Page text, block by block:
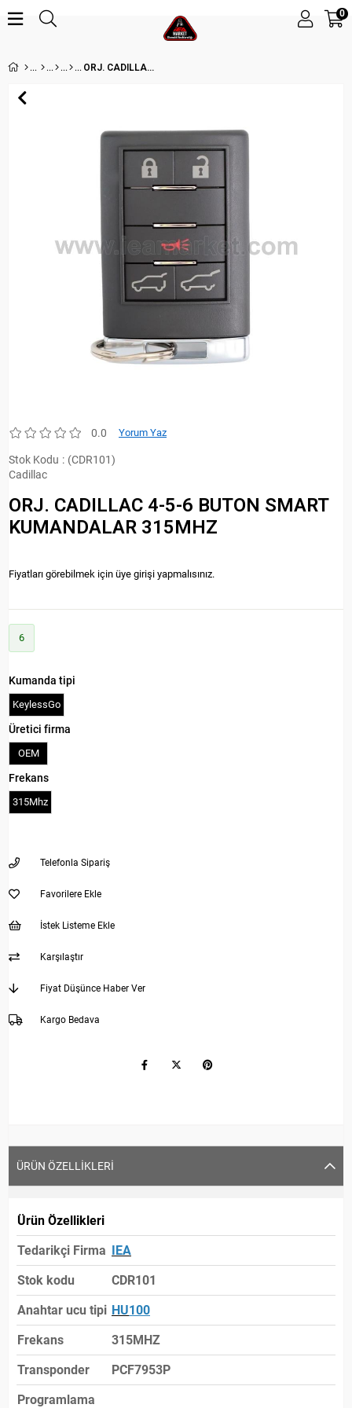
0
ORJ. CADILLAC 4-5-6 BUTON SMART KUMANDALAR 315MHZ
0.0 Yorum Yaz
Stok Kodu
(CDR101)
Cadillac
ORJ. CADILLAC 4-5-6 BUTON SMART
KUMANDALAR 315MHZ
Fiyatları görebilmek için üye girişi yapmalısınız.
6
Kumanda tipi
KeylessGo
Üretici firma
OEM
Frekans
315Mhz
Telefonla Sipariş
Favorilere Ekle
İstek Listeme Ekle
Karşılaştır
Fiyat Düşünce Haber Ver
Kargo Bedava
ÜRÜN ÖZELLIKLERI
Ürün Özellikleri
Tedarikçi Firma IEA
Stok kodu
CDR101
Anahtar ucu tipi HU100
Frekans
315MHZ
Transponder
PCF7953P
Programlama